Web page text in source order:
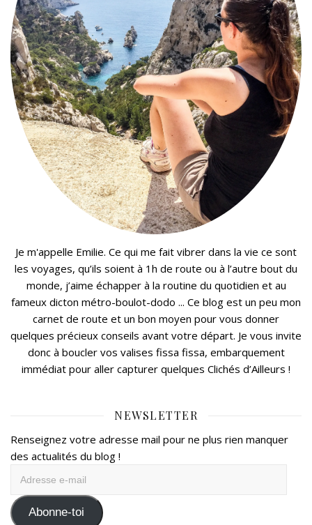
Je m'appelle Emilie. Ce qui me fait vibrer dans la vie ce sont
les voyages, qu’ils soient à 1h de route ou à l’autre bout du
monde, j’aime échapper à la routine du quotidien et au
fameux dicton métro-boulot-dodo ... Ce blog est un peu mon
carnet de route et un bon moyen pour vous donner
quelques précieux conseils avant votre départ. Je vous invite
donc à boucler vos valises fissa fissa, embarquement
immédiat pour aller capturer quelques Clichés d’Ailleurs !
NEWSLETTER
Renseignez votre adresse mail pour ne plus rien manquer
des actualités du blog !
mail Abonne-toi